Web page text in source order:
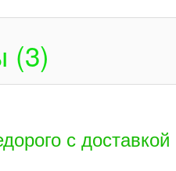
(3)
с